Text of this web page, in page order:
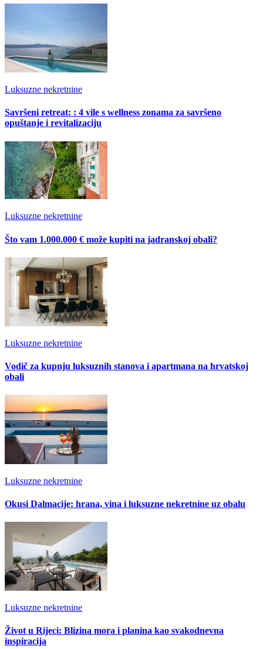
Luksuzne nekretnine
Savršeni retreat: : 4 vile s wellness zonama za savršeno
opuštanje i revitalizaciju
Luksuzne nekretnine
Što vam 1.000.000 € može kupiti na jadranskoj obali?
Luksuzne nekretnine
Vodič za kupnju luksuznih stanova i apartmana na hrvatskoj
obali
Luksuzne nekretnine
Okusi Dalmacije: hrana, vina i luksuzne nekretnine uz obalu
Luksuzne nekretnine
Život u Rijeci: Blizina mora i planina kao svakodnevna
inspiracija